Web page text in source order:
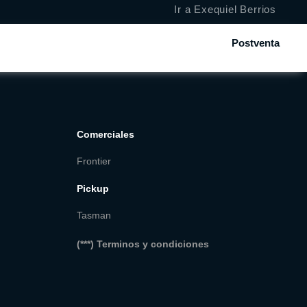
Ir a Exequiel Berrios
Postventa
Comerciales
Frontier
Pickup
Tasman
(***) Terminos y condiciones